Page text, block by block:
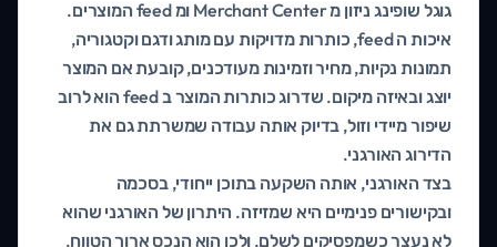
גוגל שופינג ניזון מ Merchant Center ומ feed המוצרים.
איכות ה feed, כותרות מדויקות עם מותג ודגם וקטגוריה,
תמונות נקיות, מחיר וזמינות מעודכנים, קובעת אם המוצר
יוצג ובאיזה מיקום. שדרוג כותרות המוצר ב feed הוא לרוב
שיפור מיידי וזול, בדיוק אותה עבודה שמשרתת גם את
הדירוג האורגני.
בצד האורגני, אותה השקעה בתוכן ייחודי, בסכמה
ובקישורים פנימיים היא שמזיזה. היתרון של האורגני שהוא
לא נעצר כשמפסיקים לשלם, ולכן הוא הנכס ארוך הטווח.